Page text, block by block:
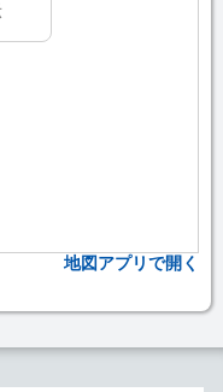
地図アプリで開く